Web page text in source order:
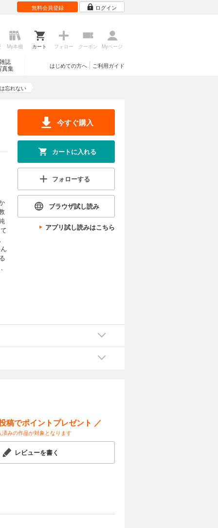
無料会員登録 ログイン
My本棚 カート フォロー クーポン Myページ
誌
真集
ご利用ガイド
はじめての方へ
忘れない
今すぐ購入
カートに入れる
フォローする
ブラウザ試し読み
アプリ試し読みはこちら
稿でポイントプレゼント ／
済みの作品が対象となります
レビューを書く